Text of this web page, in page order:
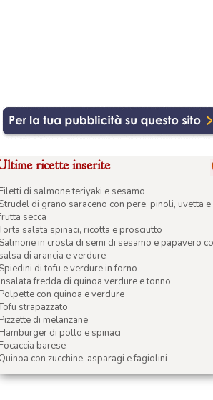
ricette inserite
Filetti di salmone teriyaki e sesamo
Strudel di grano saraceno con pere, pinoli, uvetta e
secca
salata spinaci, ricotta e prosciutto
Salmone in crosta di semi di sesamo e papavero
salsa di arancia e verdure
Spiedini di tofu e verdure in forno
Insalata fredda di quinoa verdure e tonno
Polpette con quinoa e verdure
strapazzato
Pizzette di melanzane
Hamburger di pollo e spinaci
Focaccia barese
Quinoa con zucchine, asparagi e fagiolini